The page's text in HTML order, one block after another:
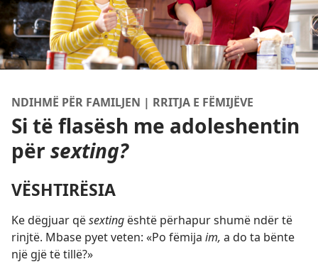
NDIHMË PËR FAMILJEN | RRITJA E FËMIJËVE
Si të flasësh me adoleshentin
përsexting?
VËSHTIRËSIA
Ke dëgjuar qësexting është përhapur shumë ndër të
rinjtë. Mbase pyet veten: «Po fëmija im, a do ta bënte
një gjë të tillë?»